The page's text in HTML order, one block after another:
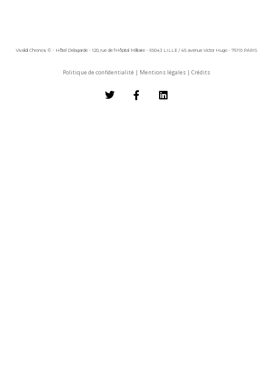
Vivaldi Chronos © - Hôtel Delagarde - 120, rue de l'Hôpital Militaire - 59043 LILLE / 45 avenue Victor Hugo - 75116 PARIS
Politique de confidentialité | Mentions légales | Crédits